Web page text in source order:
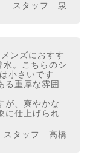
スタッフ 泉
ンズにおすす
。こちらのシ
小さいです
る重厚な雰囲
が、爽やかな
に仕上げられ
スタッフ 高橋